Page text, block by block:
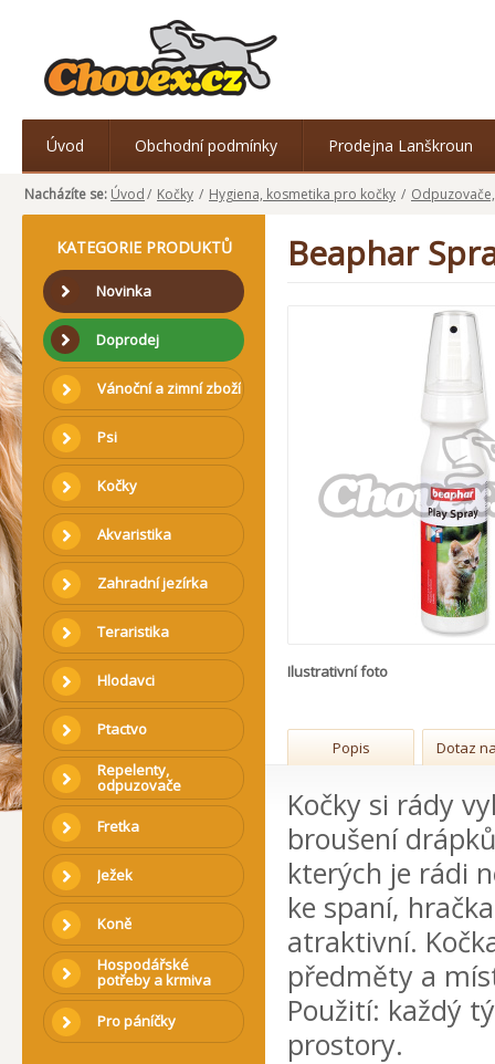
Úvod Obchodní podmínky Prodejna Lanškroun
Nacházíte se: Úvod/ Kočky / Hygiena, kosmetika pro kočky /
KATEGORIE PRODUKTŮ
Novinka
Doprodej
Vánoční a zimní zboží
Psi
Kočky
Akvaristika
Zahradní jezírka
Teraristika
Hlodavci
Ptactvo
Repelenty,
odpuzovače
Fretka
Ježek
Koně
Hospodářské
potřeby a krmiva
Pro páníčky
Beaphar
Ilustrativní foto
Popis Dotaz
Kočky si rády
broušení
kterých je rádi
ke spaní,
atraktivní.
předměty a
Použití: každý
prostory.